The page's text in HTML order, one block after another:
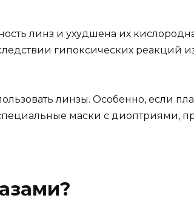
линз и ухудшена их
гипоксических реакций
линзы. Особенно, если
маски с диоптриями,